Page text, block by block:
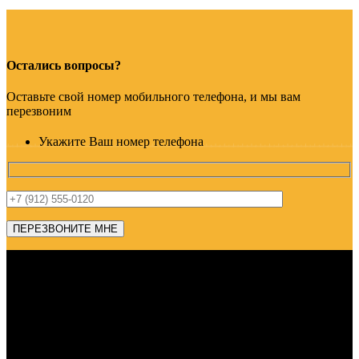
Остались вопросы?
Оставьте свой номер мобильного телефона, и мы вам
перезвоним
Укажите Ваш номер телефона